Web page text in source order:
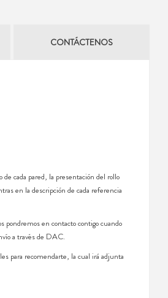
CONTÁCTENOS
cada pared, la presentación del rollo
en la descripción de cada referencia
pondremos en contacto contigo cuando
a través de DAC.
para recomendarte, la cual irá adjunta